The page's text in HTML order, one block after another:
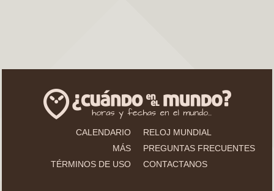
CALENDARIO
RELOJ MUNDIAL
MÁS
PREGUNTAS FRECUENTES
TÉRMINOS DE USO
CONTACTANOS